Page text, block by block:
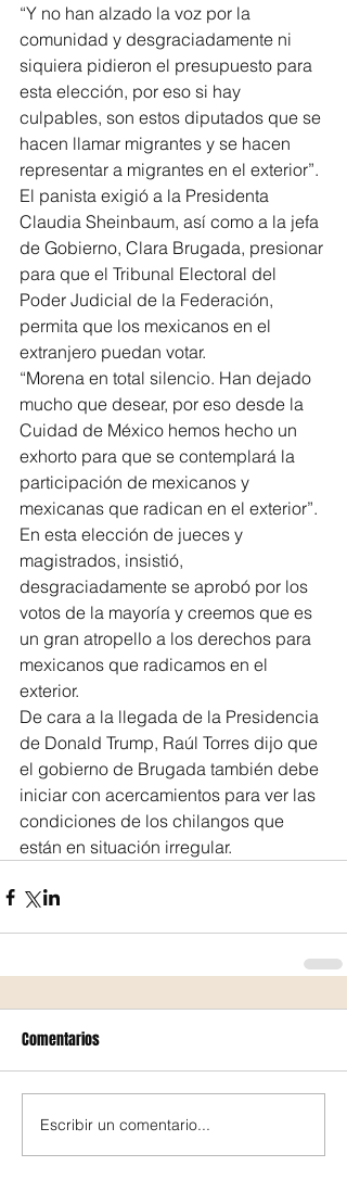
“Y no han alzado la voz por la
comunidad y desgraciadamente ni
siquiera pidieron el presupuesto para
esta elección, por eso si hay
culpables, son estos diputados que se
hacen llamar migrantes y se hacen
representar a migrantes en el exterior”.
El panista exigió a la Presidenta
Claudia Sheinbaum, así como a la jefa
de Gobierno, Clara Brugada, presionar
para que el Tribunal Electoral del
Poder Judicial de la Federación,
permita que los mexicanos en el
extranjero puedan votar.
“Morena en total silencio. Han dejado
mucho que desear, por eso desde la
Cuidad de México hemos hecho un
exhorto para que se contemplará la
participación de mexicanos y
mexicanas que radican en el exterior”.
En esta elección de jueces y
magistrados, insistió,
desgraciadamente se aprobó por los
votos de la mayoría y creemos que es
un gran atropello a los derechos para
mexicanos que radicamos en el
exterior.
De cara a la llegada de la Presidencia
de Donald Trump, Raúl Torres dijo que
el gobierno de Brugada también debe
iniciar con acercamientos para ver las
condiciones de los chilangos que
están en situación irregular.
Comentarios
Escribir un comentario...